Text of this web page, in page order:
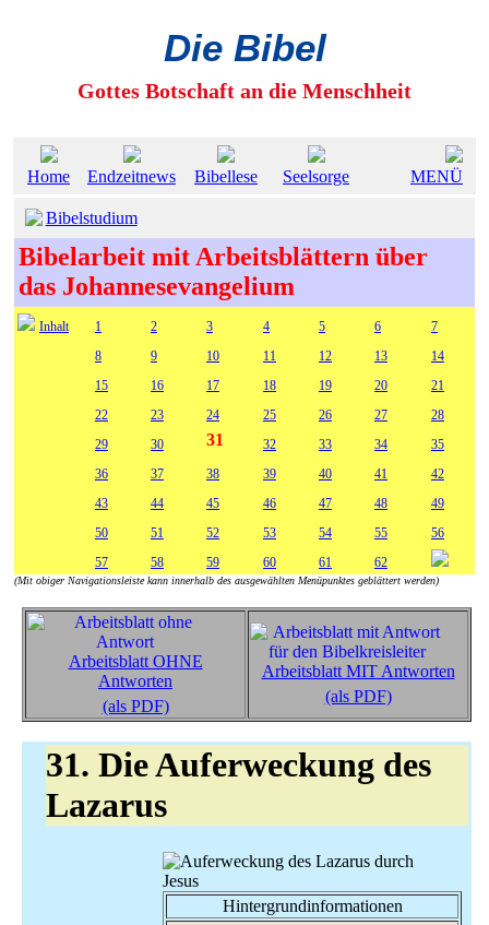
Die Bibel
Gottes Botschaft an die Menschheit
Home Endzeitnews Bibellese Seelsorge MENÜ
Bibelstudium
Bibelarbeit mit Arbeitsblättern über
das Johannesevangelium
Inhalt 1 2 3 4 5 6
7
8
9 10 11 12 13
14
15
16 17 18 19 20
21
22
23 24 25 26 27
28
29
30 31 32 33 34
35
36
37 38 39 40 41
42
43
44 45 46 47 48
49
50
51 52 53 54 55
56
57
58 59 60 61 62
(Mit obiger Navigationsleiste kann innerhalb des ausgewählten Menüpunktes geblättert werden)
Arbeitsblatt OHNE
Antworten
(als PDF)
Arbeitsblatt MIT Antworten
(als PDF)
31. Die Auferweckung des
Lazarus
Hintergrundinformationen